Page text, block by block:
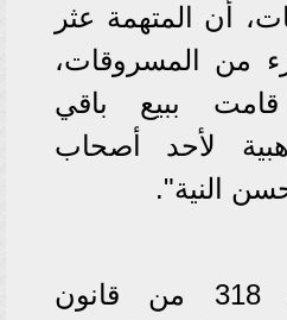
أن المتهمة عثر
من المسروقات،
ببيع باقي
لأحد أصحاب
النية".
عاقبت المادة 318 من قانون